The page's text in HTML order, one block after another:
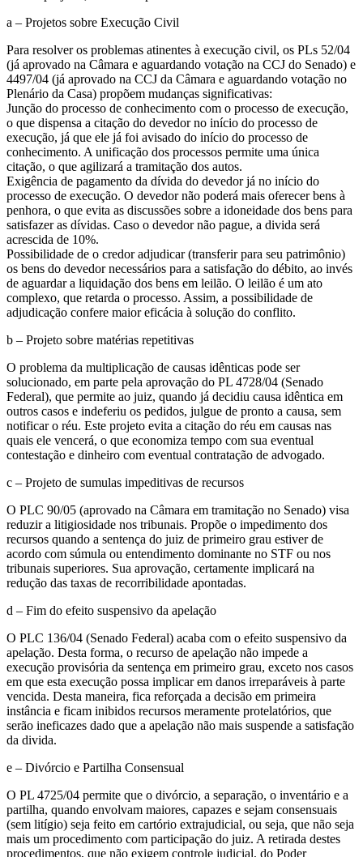
a – Projetos sobre Execução Civil
Para resolver os problemas atinentes à execução civil, os PLs 52/04
(já aprovado na Câmara e aguardando votação na CCJ do Senado) e
4497/04 (já aprovado na CCJ da Câmara e aguardando votação no
Plenário da Casa) propõem mudanças significativas:
Junção do processo de conhecimento com o processo de execução,
o que dispensa a citação do devedor no início do processo de
execução, já que ele já foi avisado do início do processo de
conhecimento. A unificação dos processos permite uma única
citação, o que agilizará a tramitação dos autos.
Exigência de pagamento da dívida do devedor já no início do
processo de execução. O devedor não poderá mais oferecer bens à
penhora, o que evita as discussões sobre a idoneidade dos bens para
satisfazer as dívidas. Caso o devedor não pague, a divida será
acrescida de 10%.
Possibilidade de o credor adjudicar (transferir para seu patrimônio)
os bens do devedor necessários para a satisfação do débito, ao invés
de aguardar a liquidação dos bens em leilão. O leilão é um ato
complexo, que retarda o processo. Assim, a possibilidade de
adjudicação confere maior eficácia à solução do conflito.
b – Projeto sobre matérias repetitivas
O problema da multiplicação de causas idênticas pode ser
solucionado, em parte pela aprovação do PL 4728/04 (Senado
Federal), que permite ao juiz, quando já decidiu causa idêntica em
outros casos e indeferiu os pedidos, julgue de pronto a causa, sem
notificar o réu. Este projeto evita a citação do réu em causas nas
quais ele vencerá, o que economiza tempo com sua eventual
contestação e dinheiro com eventual contratação de advogado.
c – Projeto de sumulas impeditivas de recursos
O PLC 90/05 (aprovado na Câmara em tramitação no Senado) visa
reduzir a litigiosidade nos tribunais. Propõe o impedimento dos
recursos quando a sentença do juiz de primeiro grau estiver de
acordo com súmula ou entendimento dominante no STF ou nos
tribunais superiores. Sua aprovação, certamente implicará na
redução das taxas de recorribilidade apontadas.
d – Fim do efeito suspensivo da apelação
O PLC 136/04 (Senado Federal) acaba com o efeito suspensivo da
apelação. Desta forma, o recurso de apelação não impede a
execução provisória da sentença em primeiro grau, exceto nos casos
em que esta execução possa implicar em danos irreparáveis à parte
vencida. Desta maneira, fica reforçada a decisão em primeira
instância e ficam inibidos recursos meramente protelatórios, que
serão ineficazes dado que a apelação não mais suspende a satisfação
da divida.
e – Divórcio e Partilha Consensual
O PL 4725/04 permite que o divórcio, a separação, o inventário e a
partilha, quando envolvam maiores, capazes e sejam consensuais
(sem litígio) seja feito em cartório extrajudicial, ou seja, que não seja
mais um procedimento com participação do juiz. A retirada destes
procedimentos, que não exigem controle judicial, do Poder